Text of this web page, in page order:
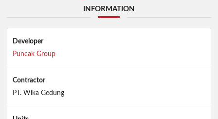
INFORMATION
Developer
Puncak Group
Contractor
PT. Wika Gedung